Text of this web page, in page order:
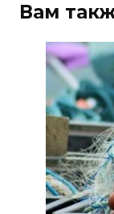
Вам